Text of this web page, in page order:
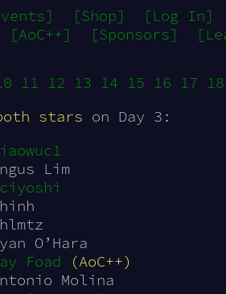
[Shop]
[Log In]
[AoC++] [Sponsors]
11 12 13 14 15 16 17 18
stars on Day 3:
Lim
O’Hara
Foad
(AoC++)
Molina